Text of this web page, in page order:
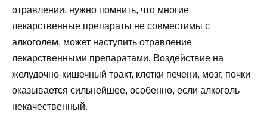
отравлении, нужно помнить, что многие
лекарственные препараты не совместимы с
алкоголем, может наступить отравление
лекарственными препаратами. Воздействие на
желудочно-кишечный тракт, клетки печени, мозг, почки
оказывается сильнейшее, особенно, если алкоголь
некачественный.